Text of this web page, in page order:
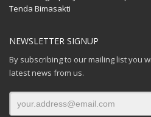
Tenda Bimasakti
NEWSLETTER SIGNUP
By subscribing to our mailing list you
latest news from us.